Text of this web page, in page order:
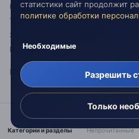
наблюдала за всем и
так и не удалось лечь в
занята очень сейчас и
время...
Изменено 20 февраля 2012
Вот с того и следовало начать
Категории и разделы Непрочитанные
статистики сайт продолжит
политике обработки
Необходимые
Разрешить
Только